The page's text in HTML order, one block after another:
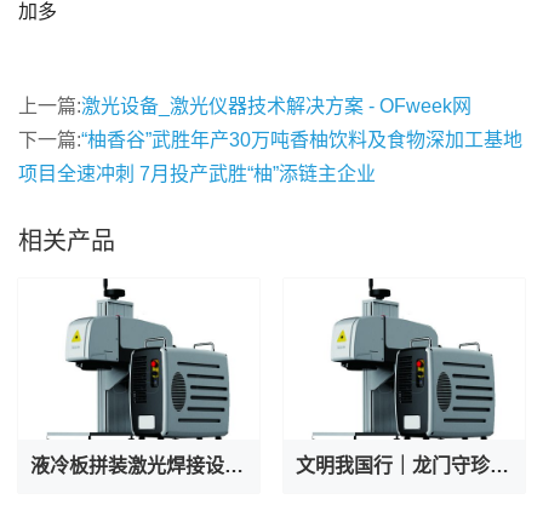
加多
上一篇:激光设备_激光仪器技术解决方案 - OFweek网
下一篇:“柚香谷”武胜年产30万吨香柚饮料及食物深加工基地
项目全速冲刺 7月投产武胜“柚”添链主企业
相关产品
液冷板拼装激光焊接设备厂家专业出产AI服务器液冷阀焊接机 文明我国行｜龙门守珍：为千年石窟注入“数字生命力”